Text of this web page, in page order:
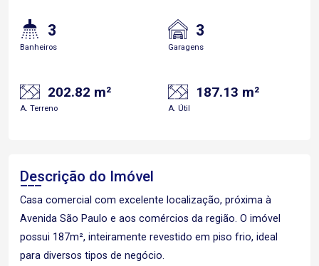
3
Banheiros
3
Garagens
202.82 m²
A. Terreno
187.13 m²
A. Útil
Descrição do Imóvel
Casa comercial com excelente localização, próxima à
Avenida São Paulo e aos comércios da região. O imóvel
possui 187m², inteiramente revestido em piso frio, ideal
para diversos tipos de negócio.